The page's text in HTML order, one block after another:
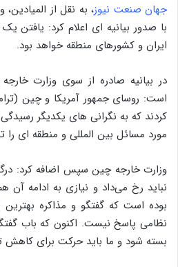
جهان صنعت نیوز، به نقل از
با صدور بیانیه ای اعلام کرد: یافتن
ایران و کشورهای منطقه خواهد بود.
در بیانیه صادره از سوی وزارت
است: روسای جمهور آمریکا و چین
کردند که به نگرانی‌ های یکدیگر
مورد مسائل بین‌ المللی و منطقه‌ ای را
وزارت خارجه چین سپس اضافه کرد:
نباید رخ می‌داد و نیازی به ادامه
بوده است که گفتگو و مذاکره
نظامی پاسخ نیست. اکنون که باب
بسته شود و ما باید حرکت برای کاهش